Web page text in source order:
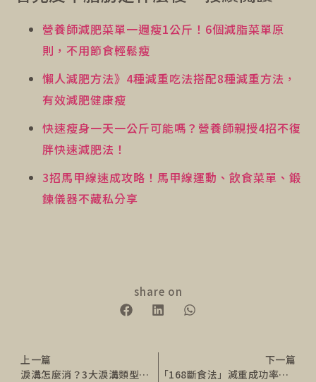
營養師減肥菜單一週瘦1公斤！6個減脂菜單原
則，不用節食輕鬆瘦
懶人減肥方法》4種減重吃法搭配8種減重方法，
有效減肥健康瘦
快速瘦身一天一公斤可能嗎？營養師親授4招不復
胖快速減肥法！
3招馬甲線速成攻略！馬甲線運動、飲食菜單、鍛
鍊儀器不藏私分享
share on
上一篇
淚溝怎麼消？3大淚溝類型與淚溝改善方法，帶你找回青春！
下一篇
「168斷食法」減重成功率高嗎？營養師親曝168減肥法飲食與執行方式